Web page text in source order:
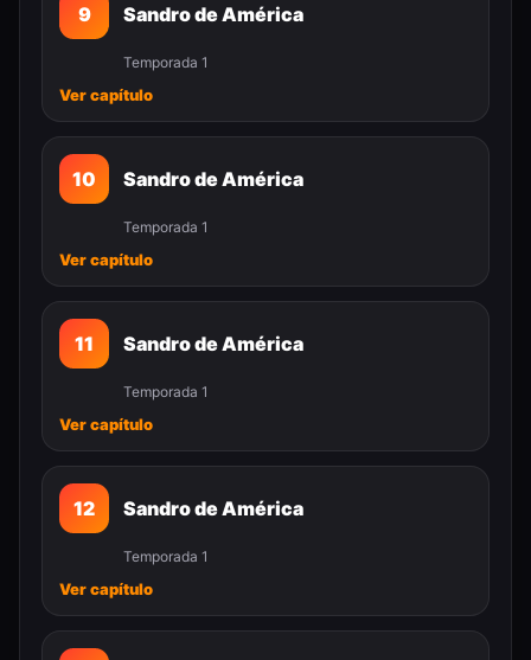
9 Sandro de América
Temporada 1
Ver capítulo
10 Sandro de América
Temporada 1
Ver capítulo
11 Sandro de América
Temporada 1
Ver capítulo
12 Sandro de América
Temporada 1
Ver capítulo